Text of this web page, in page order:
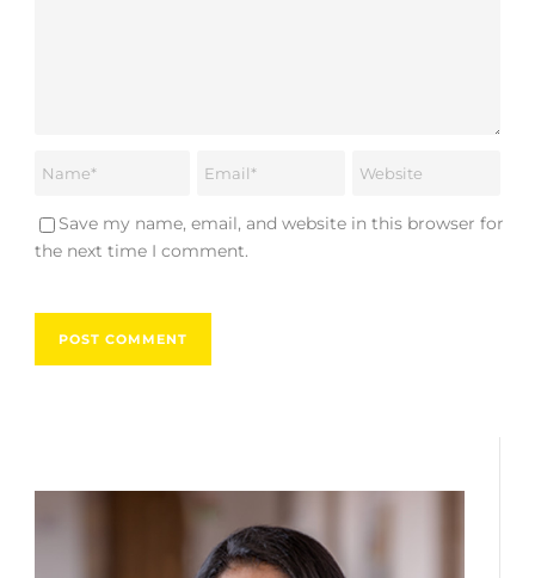
Save my name, email, and website in this browser for
the next time I comment.